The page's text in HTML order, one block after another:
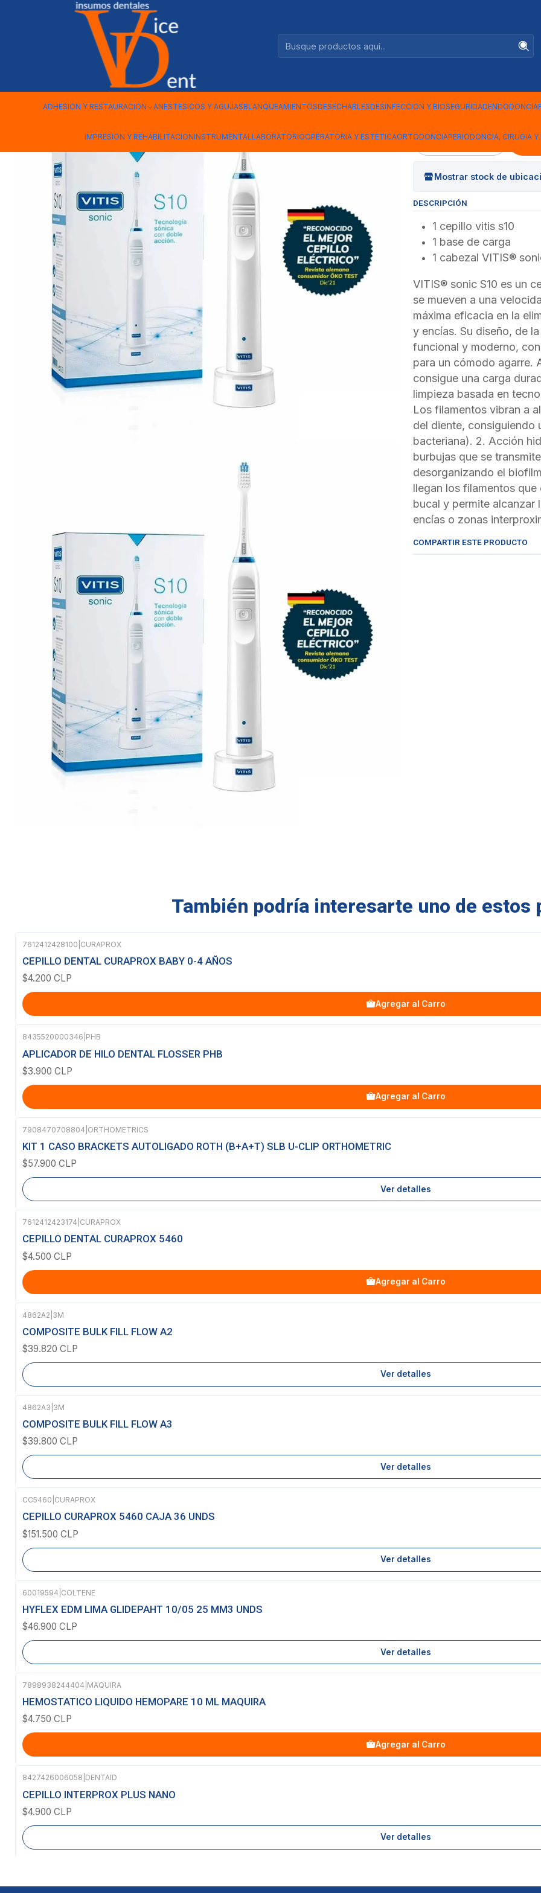
ADHESION Y RESTAURACION ANESTESICOS Y AGUJASBLANQUEAMIENTOSDESECHABLESDESINFECCION Y BIOSEGURIDADENDODONCIA
IMPRESION Y REHABILITACIONINSTRUMENTALLABORATORIOOPERATORIA Y ESTETICAORTODONCIAPERIODONCIA, CIRUGIA Y
HIGIENE BUCAL CEPILLO ELECTRICO SONIC S10 VITIS
VITIS
Mostrar stock de
DESCRIPCIÓN
1 cepillo vitis s10
1 base de carga
1 cabezal VITIS®
VITIS® sonic S10 es un
se mueven a una
máxima eficacia en la
y encías. Su diseño, de
funcional y moderno,
para un cómodo agarre.
consigue una carga
limpieza basada en
Los filamentos vibran a
del diente, consiguiendo
bacteriana). 2. Acción
burbujas que se
desorganizando el
llegan los filamentos
bucal y permite alcanzar
encías o zonas
COMPARTIR ESTE PRODUCTO
También podría interesarte uno de estos
7612412428100 CURAPROX
CEPILLO DENTAL CURAPROX BABY 0-4 AÑOS
$4.200 CLP
Agregar al Carro
8435520000346 PHB
APLICADOR DE HILO DENTAL FLOSSER PHB
$3.900 CLP
Agregar al Carro
Agotado
7908470708804 ORTHOMETRICS
KIT 1 CASO BRACKETS AUTOLIGADO ROTH (B+A+T) SLB U-CLIP ORTHOMETRIC
$57.900 CLP
Ver detalles
7612412423174 CURAPROX
CEPILLO DENTAL CURAPROX 5460
$4.500 CLP
Agregar al Carro
Agotado
4862A2 3M
COMPOSITE BULK FILL FLOW A2
$39.820 CLP
Ver detalles
Agotado
4862A3 3M
COMPOSITE BULK FILL FLOW A3
$39.800 CLP
Ver detalles
Agotado
CC5460 CURAPROX
CEPILLO CURAPROX 5460 CAJA 36 UNDS
$151.500 CLP
Ver detalles
Agotado
60019594 COLTENE
HYFLEX EDM LIMA GLIDEPAHT 10/05 25 MM3 UNDS
$46.900 CLP
Ver detalles
7898938244404 MAQUIRA
HEMOSTATICO LIQUIDO HEMOPARE 10 ML MAQUIRA
$4.750 CLP
Agregar al Carro
Agotado
8427426006058 DENTAID
CEPILLO INTERPROX PLUS NANO
$4.900 CLP
Ver detalles